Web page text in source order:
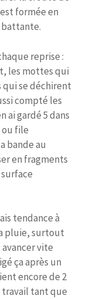
formée en
battante.
reprise :
les mottes qui
se déchirent
compté les
ai gardé 5 dans
ou file
bande au
en fragments
tendance à
pluie, surtout
vite
ça après un
encore de 2
travail tant que